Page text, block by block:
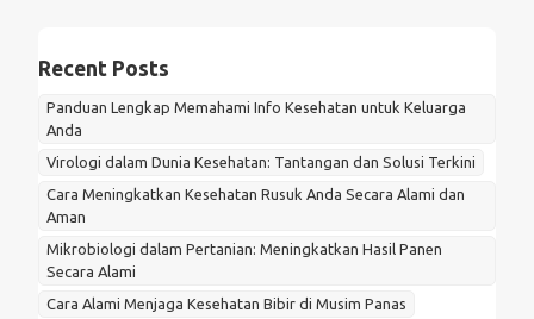
Recent Posts
Panduan Lengkap Memahami Info Kesehatan untuk Keluarga
Anda
Virologi dalam Dunia Kesehatan: Tantangan dan Solusi Terkini
Cara Meningkatkan Kesehatan Rusuk Anda Secara Alami dan
Aman
Mikrobiologi dalam Pertanian: Meningkatkan Hasil Panen
Secara Alami
Cara Alami Menjaga Kesehatan Bibir di Musim Panas